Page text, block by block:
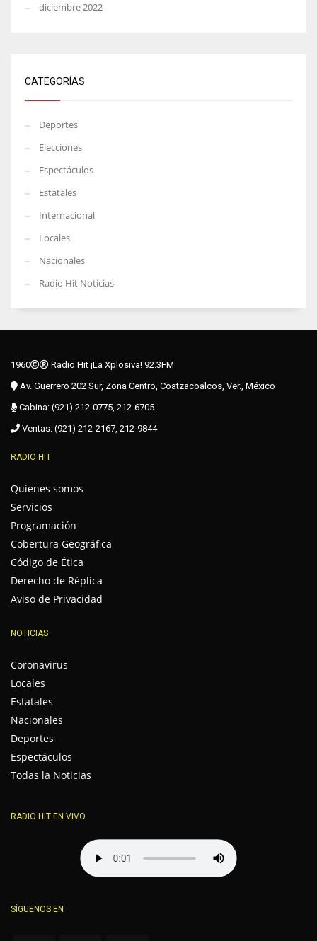
diciembre 2022
CATEGORÍAS
Deportes
Elecciones
Espectáculos
Estatales
Internacional
Locales
Nacionales
Radio Hit Noticias
1960
Radio Hit ¡La Xplosiva! 92.3FM
Av. Guerrero 202 Sur, Zona Centro, Coatzacoalcos, Ver., México
Cabina: (921) 212-0775, 212-6705
Ventas: (921) 212-2167, 212-9844
RADIO HIT
Quienes somos
Servicios
Programación
Cobertura Geográfica
Código de Ética
Derecho de Réplica
Aviso de Privacidad
NOTICIAS
Coronavirus
Locales
Estatales
Nacionales
Deportes
Espectáculos
Todas la Noticias
RADIO HIT EN VIVO
SÍGUENOS EN